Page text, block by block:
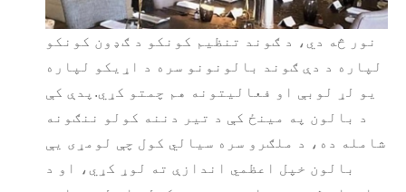
نور څه دي، د ګوند تنظیم کونکو د ګډون کونکو
لپاره د دې ګوند بالونونو سره د اړیکو لپاره
یو لړ لوبې او فعالیتونه هم چمتو کړي.پدې کې
د بالون په مینځ کې د تیر دننه کولو ننګونه
شامله ده، د ملګرو سره سیالي کول چې لومړی یې
بالون خپل اعظمي اندازې ته لوړ کړي، او د